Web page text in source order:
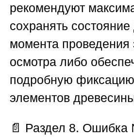
рекомендуют
сохранять
момента проведения
осмотра либо
подробную
элементов
📄 Раздел 8.